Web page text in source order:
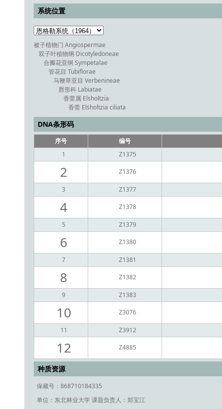
系统位置
被子植物门 Angiospermae
双子叶植物纲 Dicotyledoneae
合瓣花亚纲 Sympetalae
管花目 Tubiflorae
马鞭草亚目 Verbenineae
唇形科 Labiatae
香薷属 Elsholtzia
香薷 Elsholtzia ciliata
DNA条形码
序号 编号
1 Z1375
2 Z1376
3 Z1377
4 Z1378
5 Z1379
6 Z1380
7 Z1381
8 Z1382
9 Z1383
10 Z3076
11 Z3912
12 Z4885
种质资源
保藏号：868710184335
单位：东北林业大学 课题负责人：郑宝江